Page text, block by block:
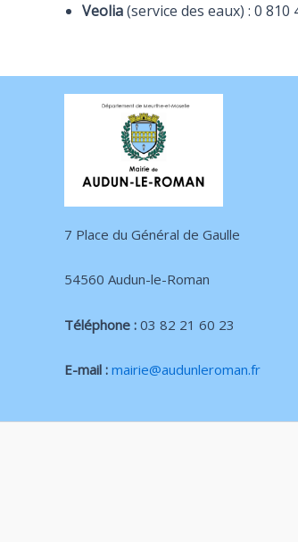
Veolia(service des eaux) : 0 810
7 Place du Général de Gaulle
54560 Audun-le-Roman
Téléphone : 03 82 21 60 23
E-mail : mairie@audunleroman.fr